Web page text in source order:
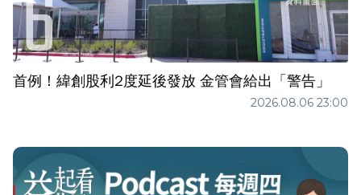
首例！緯創股利2度延後發放 金管會給出「警告」
2026.08.06 23:00